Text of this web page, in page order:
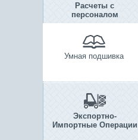
Расчеты с
персоналом
Умная подшивка
Экспортно-
Импортные Операции